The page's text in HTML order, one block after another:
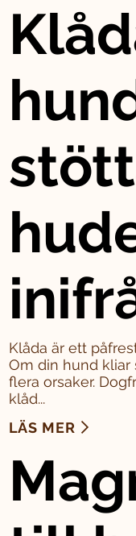
Klåda är ett
Om din hund
flera orsaker.
klåd...
LÄS MER